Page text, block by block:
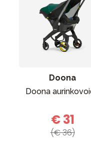
Doona
Doona
€ 31
(€ 36)